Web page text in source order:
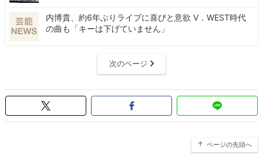
内博貴、約6年ぶりライブに喜びと意欲 V．WEST時代
の曲も「キーは下げていません」
次のページ
ページの先頭へ